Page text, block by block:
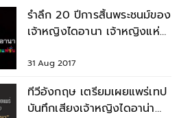
รำลึก 20 ปีการสิ้นพระชนม์ของ
เจ้าหญิงไดอานา เจ้าหญิงแห่ง
31 Aug 2017
ทีวีอังกฤษ เตรียมเผยแพร่เทป
บันทึกเสียงเจ้าหญิงไดอาน่า